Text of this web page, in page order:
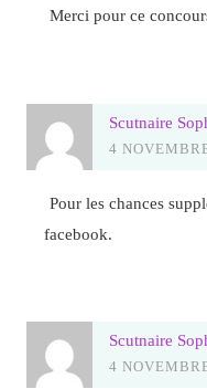
Merci pour ce
Scutnaire
4
Pour les chances
facebook.
Scutnaire
4